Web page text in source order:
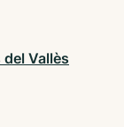
Vallès